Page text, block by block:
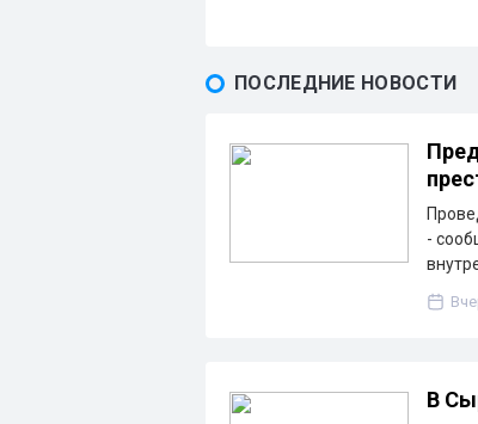
ПОСЛЕДНИЕ НОВОСТИ
-
В